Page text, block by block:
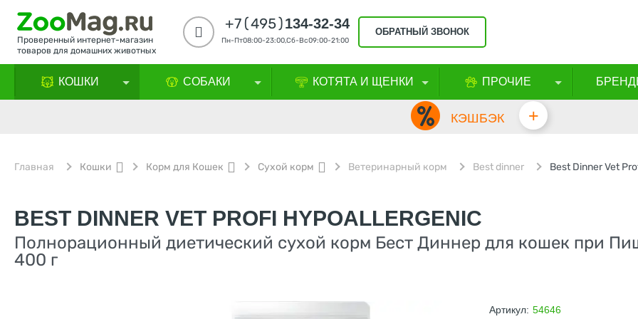
Проверенный интернет-магазин
товаров для домашних животных
+7(495)134-32-34
Пн-Пт08:00-23:00,Сб-Вс09:00-21:00
ОБРАТНЫЙ ЗВОНОК
КОШКИ СОБАКИ КОТЯТА И ЩЕНКИ ПРОЧИЕ
КЭШБЭК +
Главная Кошки Корм для Кошек Сухой корм Ветеринарный корм Best dinner
BEST DINNER VET PROFI HYPOALLERGENIC
Полнорационный диетический сухой корм Бест Диннер для кошек при
400 г
Артикул: 54646